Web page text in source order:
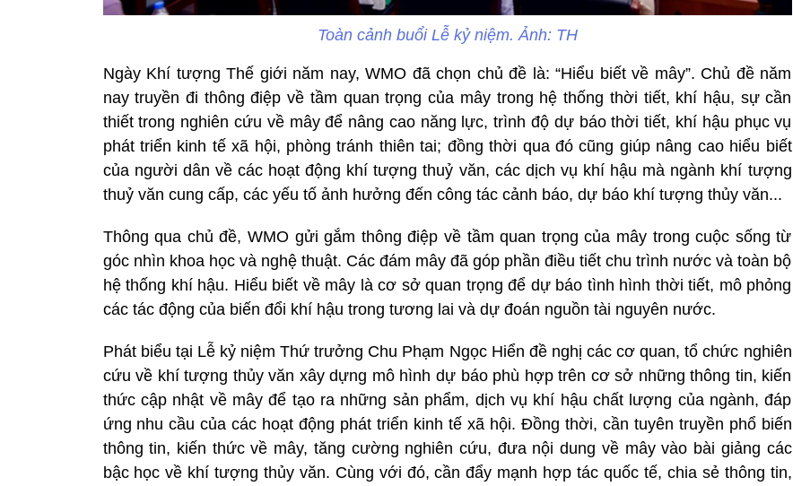
Toàn cảnh buổi Lễ kỷ niệm. Ảnh: TH
Ngày Khí tượng Thế giới năm nay, WMO đã chọn chủ đề là: “Hiểu biết về mây”. Chủ đề năm
nay truyền đi thông điệp về tầm quan trọng của mây trong hệ thống thời tiết, khí hậu, sự cần
thiết trong nghiên cứu về mây để nâng cao năng lực, trình độ dự báo thời tiết, khí hậu phục vụ
phát triển kinh tế xã hội, phòng tránh thiên tai; đồng thời qua đó cũng giúp nâng cao hiểu biết
của người dân về các hoạt động khí tượng thuỷ văn, các dịch vụ khí hậu mà ngành khí tượng
thuỷ văn cung cấp, các yếu tố ảnh hưởng đến công tác cảnh báo, dự báo khí tượng thủy văn...
Thông qua chủ đề, WMO gửi gắm thông điệp về tầm quan trọng của mây trong cuộc sống từ
góc nhìn khoa học và nghệ thuật. Các đám mây đã góp phần điều tiết chu trình nước và toàn bộ
hệ thống khí hậu. Hiểu biết về mây là cơ sở quan trọng để dự báo tình hình thời tiết, mô phỏng
các tác động của biến đổi khí hậu trong tương lai và dự đoán nguồn tài nguyên nước.
Phát biểu tại Lễ kỷ niệm Thứ trưởng Chu Phạm Ngọc Hiển đề nghị các cơ quan, tổ chức nghiên
cứu về khí tượng thủy văn xây dựng mô hình dự báo phù hợp trên cơ sở những thông tin, kiến
thức cập nhật về mây để tạo ra những sản phẩm, dịch vụ khí hậu chất lượng của ngành, đáp
ứng nhu cầu của các hoạt động phát triển kinh tế xã hội. Đồng thời, cần tuyên truyền phổ biến
thông tin, kiến thức về mây, tăng cường nghiên cứu, đưa nội dung về mây vào bài giảng các
bậc học về khí tượng thủy văn. Cùng với đó, cần đẩy mạnh hợp tác quốc tế, chia sẻ thông tin,